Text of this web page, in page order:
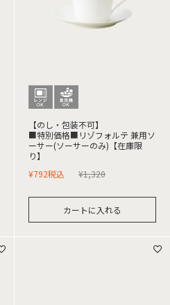
【のし・包装不可】
■特別価格■リゾフォルテ 兼用ソ
ーサー(ソーサーのみ)【在庫限
り】
¥1,320
¥792税込
カートに入れる